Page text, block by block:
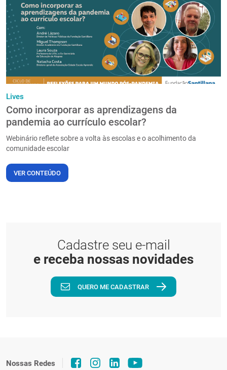
PT
Lives
Como incorporar as aprendizagens da
pandemia ao currículo escolar?
Webinário reflete sobre a volta às escolas e o acolhimento da
comunidade escolar
VER CONTEÚDO
Cadastre seu e-mail
e receba nossas novidades
QUERO ME CADASTRAR
Nossas Redes